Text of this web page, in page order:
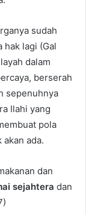
sudah
hak lagi (Gal
dalam
berserah
sepenuhnya
Ilahi yang
pola
ada.
dan
sejahtera dan